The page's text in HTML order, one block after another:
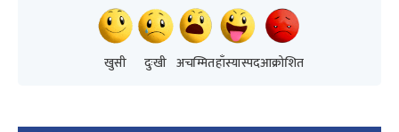
खुसी दुःखी अचम्मितहाँस्यास्पदआक्रोशित